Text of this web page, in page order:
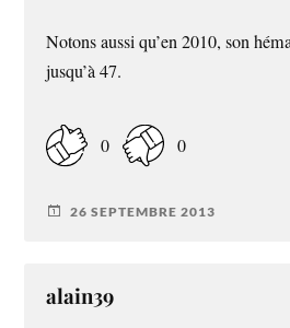
Notons aussi qu’en 2010, son
jusqu’à 47.
0 0
26 SEPTEMBRE 2013
alain39